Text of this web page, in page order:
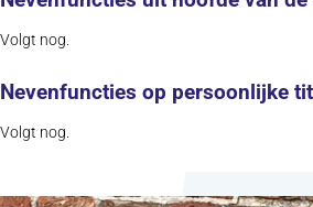
Volgt nog.
Nevenfuncties op persoonlijke
Volgt nog.